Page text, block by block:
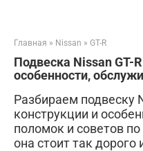
Главная » Nissan » GT-R
Подвеска Nissan GT-
особенности,
Разбираем подвеску
конструкции и
поломок и советов
она стоит так